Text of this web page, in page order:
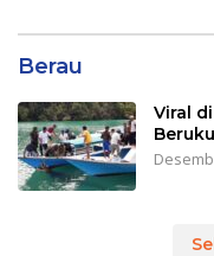
Berau
Viral